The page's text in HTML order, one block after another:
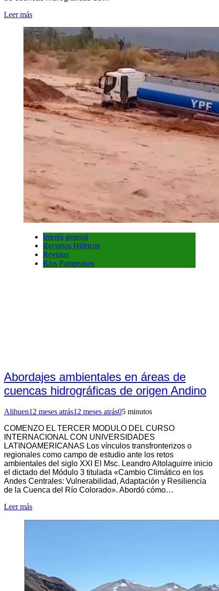
Leer más
Interés general
Recursos Hídricos
Revistas
Ríos Pampeanos
Abordajes ambientales en áreas de
cuencas hidrográficas de origen Andino
Alihuen12 meses atrás12 meses atrás05 minutos
COMENZO EL TERCER MODULO DEL CURSO
INTERNACIONAL CON UNIVERSIDADES
LATINOAMERICANAS Los vínculos transfronterizos o
regionales como campo de estudio ante los retos
ambientales del siglo XXI El Msc. Leandro Altolaguirre inicio
el dictado del Módulo 3 titulada «Cambio Climático en los
Andes Centrales: Vulnerabilidad, Adaptación y Resiliencia
de la Cuenca del Río Colorado». Abordó cómo…
Leer más